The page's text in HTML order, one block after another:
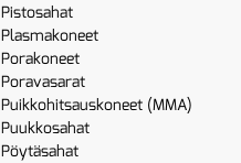
Pistosahat
Plasmakoneet
Porakoneet
Poravasarat
Puikkohitsauskoneet (MMA)
Puukkosahat
Pöytäsahat